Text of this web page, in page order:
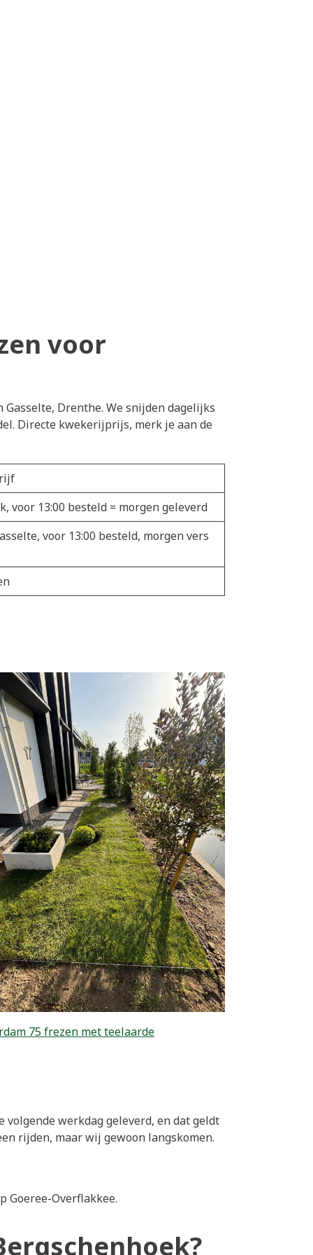
voor
Drenthe. We snijden dagelijks
Directe kwekerijprijs, merk je aan de
voor 13:00 besteld = morgen geleverd
voor 13:00 besteld, morgen vers
75 frezen met teelaarde
volgende werkdag geleverd, en dat geldt
rijden, maar wij gewoon langskomen.
Goeree-Overflakkee.